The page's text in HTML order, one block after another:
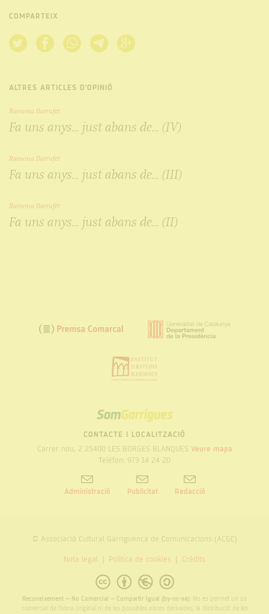
COMPARTEIX
ALTRES ARTICLES D'OPINIÓ
Ramona Barrufet
Fa uns anys... just abans de... (IV)
Ramona Barrufet
Fa uns anys... just abans de... (III)
Ramona Barrufet
Fa uns anys... just abans de... (II)
SOM
GARRIGUES
CONTACTE I LOCALITZACIÓ
Carrer nou, 2 25400 LES BORGES BLANQUES Veure mapa
Telèfon: 973 14 24 20
Administració Publicitat Redacció
© Associació Cultural Garriguenca de Comunicacions (ACGC)
Nota legal Politica de cookies Crèdits
Reconeixement – No Comercial – Compartir Igual (by-nc-sa): No es permet un ús
comercial de l’obra original ni de les possibles obres derivades, la distribució de les